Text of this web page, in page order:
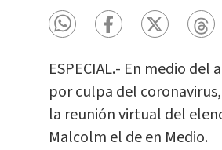
ESPECIAL.- En medio del
por culpa del
la reunión virtual del
Malcolm el de en Medio.